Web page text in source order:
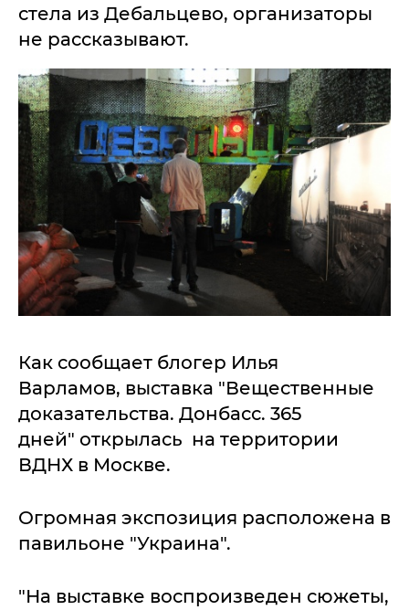
стела из Дебальцево, организаторы
не рассказывают.
Как сообщает блогер Илья
Варламов, выставка "Вещественные
доказательства. Донбасс. 365
дней" открылась на территории
ВДНХ в Москве.
Огромная экспозиция расположена в
павильоне "Украина".
"На выставке воспроизведен сюжеты,